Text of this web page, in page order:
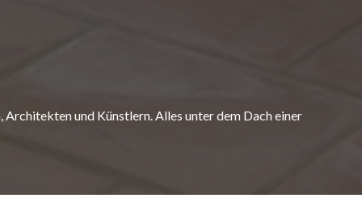
und Künstlern. Alles unter dem Dach einer